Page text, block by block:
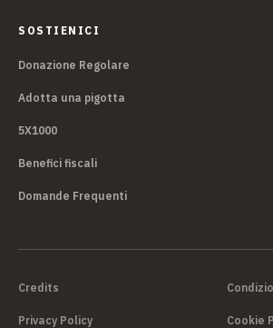
SOSTIENICI
Donazione Regolare
Adotta una pigotta
5X1000
Benefici fiscali
Domande Frequenti
Credits
Privacy Policy Cookie